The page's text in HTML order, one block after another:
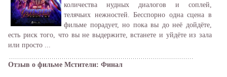
количества нудных диалогов и соплей,
телячьих нежностей. Бесспорно одна сцена в
фильме порадует, но пока вы до неё дойдёте,
есть риск того, что вы не выдержите, встанете и уйдёте из зала
или просто ...
Отзыв о фильме Мстители: Финал